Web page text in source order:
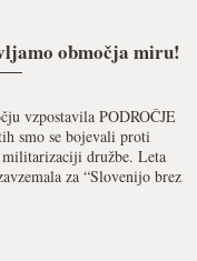
območja miru!
vzpostavila PODROČJE
smo se bojevali proti
družbe. Leta
za “Slovenijo brez